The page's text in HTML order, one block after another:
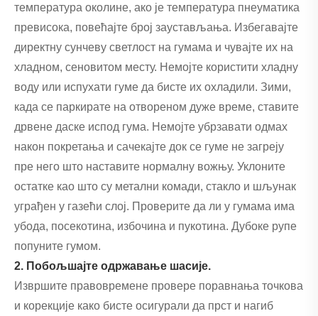
температура околине, ако је температура пнеуматика
превисока, повећајте број заустављања. Избегавајте
директну сунчеву светлост на гумама и чувајте их на
хладном, сеновитом месту. Немојте користити хладну
воду или испухати гуме да бисте их охладили. Зими,
када се паркирате на отвореном дуже време, ставите
дрвене даске испод гума. Немојте убрзавати одмах
након покретања и сачекајте док се гуме не загреју
пре него што наставите нормалну вожњу. Уклоните
остатке као што су метални комади, стакло и шљунак
уграђен у газећи слој. Проверите да ли у гумама има
убода, посекотина, избочина и пукотина. Дубоке рупе
попуните гумом.
2. Побољшајте одржавање шасије.
Извршите правовремене провере поравнања точкова
и корекције како бисте осигурали да прст и нагиб